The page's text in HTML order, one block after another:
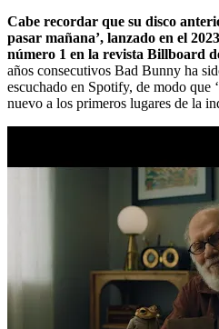
Cabe recordar que su disco
pasar mañana’, lanzado en el
número 1 en la revista Billboard
años consecutivos Bad Bunny ha
escuchado en Spotify, de modo que
nuevo a los primeros lugares de la